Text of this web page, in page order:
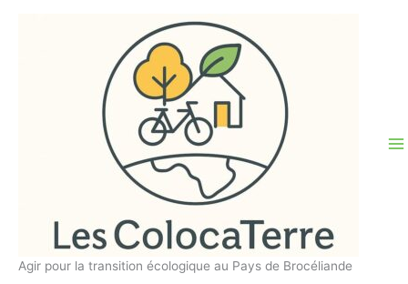
Agir pour la transition écologique au Pays de Brocéliande